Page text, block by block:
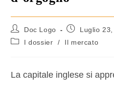
Doc Logo
Luglio
I dossier
/ Il mercato
La capitale inglese si